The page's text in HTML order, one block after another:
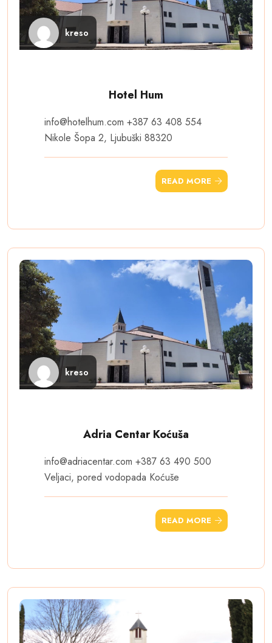
kreso
Hotel Hum
info@hotelhum.com +387 63 408 554
Nikole Šopa 2, Ljubuški 88320
READ MORE
kreso
Adria Centar Koćuša
info@adriacentar.com +387 63 490 500
Veljaci, pored vodopada Koćuše
READ MORE